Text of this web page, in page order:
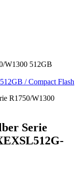
W1300 512GB
512GB /Compact Flash
Serie